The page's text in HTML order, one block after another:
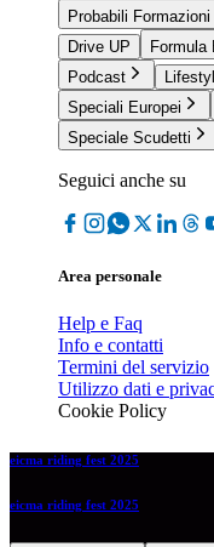
Probabili Formazioni
Drive UP
Formula
Podcast
Speciali Europei
Speciale Scudetti
Seguici anche su
Area personale
Help e Faq
Info e contatti
Termini del servizio
Utilizzo dati e
Cookie Policy
eicma riding fest 2025
eicma riding fest 2025